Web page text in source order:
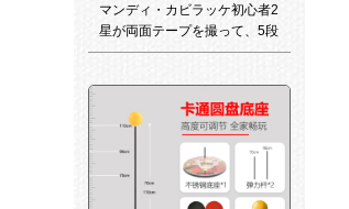
マンディ・カビラッケ初心者2
星が両面テープを撮って、5段
の特恵モデルを横撮りしま